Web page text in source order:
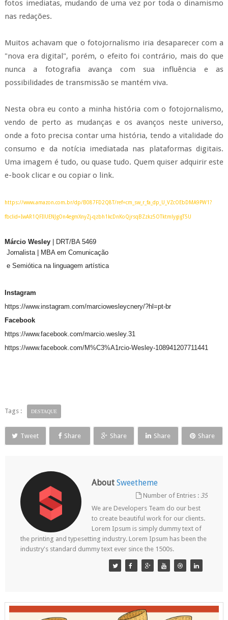
fotos imediatas, mudando de uma vez por toda o dinamismo
nas redações.
Muitos achavam que o fotojornalismo iria desaparecer com a
"nova era digital", porém, o efeito foi contrário, mais do que
nunca a fotografia avança com sua influência e as
possibilidades de transmissão se mantém viva.
Nesta obra eu conto a minha história com o fotojornalismo,
vendo de perto as mudanças e os avanços neste universo,
onde a foto precisa contar uma história, tendo a vitalidade do
consumo e da notícia imediatada nas plataformas digitais.
Uma imagem é tudo, ou quase tudo. Quem quiser adquirir este
e-book clicar e ou copiar o link.
https://www.amazon.com.br/dp/B087FD2Q8T/ref=cm_sw_r_fa_dp_U_VZcOEbDMA9PW1?
fbclid=IwAR1QFIlUENJgOn4egmXnyZj-qzbh1kcDnKoQjrsqBZzkz5OTktmlygigT5U
Márcio Wesley| DRT/BA 5469
Jornalista |
MBA em Comunicação
e Semiótica na linguagem artística
Instagram
https://www.instagram.com/marciowesleycnery/?hl=pt-br
Facebook
https://www.facebook.com/marcio.wesley.31
https://www.facebook.com/M%C3%A1rcio-Wesley-108941207711441
Tags : DESTAQUE
Tweet Share Share Share Share
About Sweetheme
Number of Entries :35
We are Developers Team do our best
to create beautiful work for our clients.
Lorem Ipsum is simply dummy text of
the printing and typesetting industry. Lorem Ipsum has been the
industry's standard dummy text ever since the 1500s.